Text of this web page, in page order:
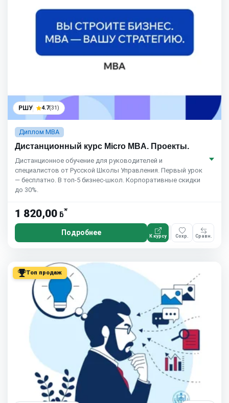
РШУ 4.7(31)
Диплом MBA
Дистанционный курс Micro MBA. Проекты.
Дистанционное обучение для руководителей и
специалистов от Русской Школы Управления. Первый урок
— бесплатно. В топ-5 бизнес-школ. Корпоративные скидки
до 30%.
1 820,00 ƃ*
Подробнее К курсу Сохр. Сравн.
Топ продаж